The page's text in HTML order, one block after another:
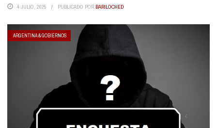
4 JULIO, 2025 PUBLICADO POR BARILOCHED
ARGENTINA & GOBIERNOS